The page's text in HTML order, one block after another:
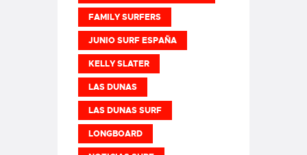
FAMILY SURFERS
JUNIO SURF ESPAÑA
KELLY SLATER
LAS DUNAS
LAS DUNAS SURF
LONGBOARD